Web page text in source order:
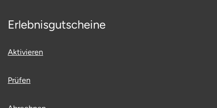
Erlebnisgutscheine
Aktivieren
Prüfen